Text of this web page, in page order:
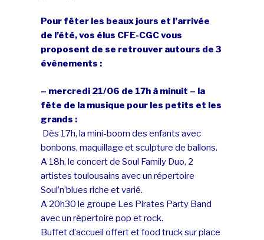
Pour fêter les beaux jours et l’arrivée
de l’été, vos élus CFE-CGC vous
proposent de se retrouver autours de 3
évènements :
– mercredi 21/06 de 17h à minuit – la
fête de la musique pour les petits et les
grands :
Dès 17h, la mini-boom des enfants avec
bonbons, maquillage et sculpture de ballons.
A 18h, le concert de Soul Family Duo, 2
artistes toulousains avec un répertoire
Soul’n’blues riche et varié.
A 20h30 le groupe Les Pirates Party Band
avec un répertoire pop et rock.
Buffet d’accueil offert et food truck sur place